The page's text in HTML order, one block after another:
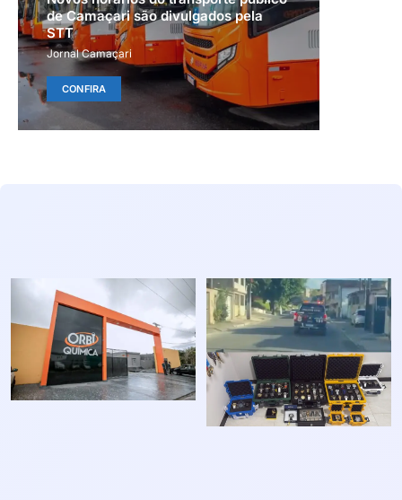
de Camaçari são divulgados pela
STT
Jornal Camaçari
CONFIRA